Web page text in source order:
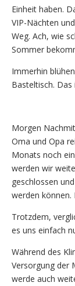
Einheit haben.
VIP-Nächten
Weg. Ach, wie
Sommer
Immerhin
Basteltisch.
Morgen
Oma und Opa
Monats noch
werden wir
geschlossen
werden können.
Trotzdem,
es uns einfach
Während des
Versorgung der
werde auch